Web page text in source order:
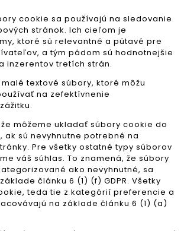
cookie sa používajú na sledovanie
stránok. Ich cieľom je
ktoré sú relevantné a pútavé pre
a tým pádom sú hodnotnejšie
inzerentov tretích strán.
textové súbory, ktoré môžu
na zefektívnenie
môžeme ukladať súbory cookie do
ak sú nevyhnutne potrebné na
Pre všetky ostatné typy súborov
váš súhlas. To znamená, že súbory
ako nevyhnutné, sa
článku 6 (1) (f) GDPR. Všetky
teda tie z kategórií preferencie a
na základe článku 6 (1) (a)